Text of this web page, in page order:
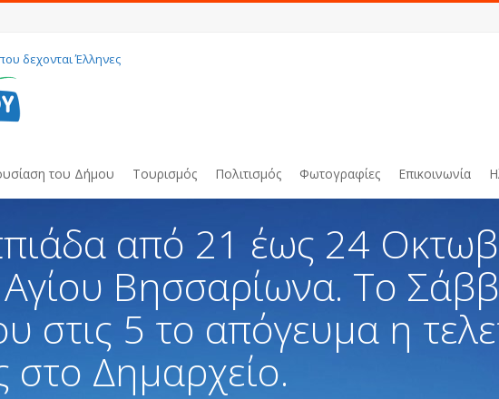
δεχονται Έλληνες
του Δήμου Τουρισμός Πολιτισμός Φωτογραφίες Επικοινωνία
από 21 έως 24
Βησσαρίωνα. Το
στις 5 το απόγευμα η
στο Δημαρχείο.